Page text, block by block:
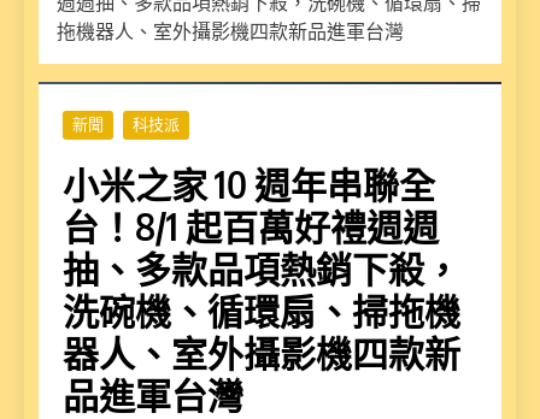
拖機器人、室外攝影機四款新品進軍台灣
新聞 科技派
小米之家 10 週年串聯全
台！8/1 起百萬好禮週週
抽、多款品項熱銷下殺，
洗碗機、循環扇、掃拖機
器人、室外攝影機四款新
品進軍台灣